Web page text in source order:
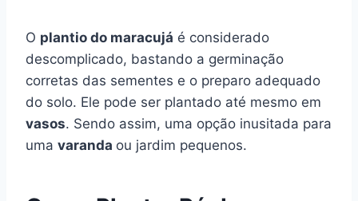
O plantio do maracujá é considerado
descomplicado, bastando a germinação
corretas das sementes e o preparo adequado
do solo. Ele pode ser plantado até mesmo em
vasos. Sendo assim, uma opção inusitada para
uma varanda ou jardim pequenos.